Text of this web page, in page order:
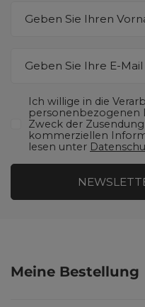
Geben Sie Ihren
Geben Sie Ihre E-Mail
Ich willige in die
personenbezogenen
Zweck der
kommerziellen
lesen unter
Meine Bestellung